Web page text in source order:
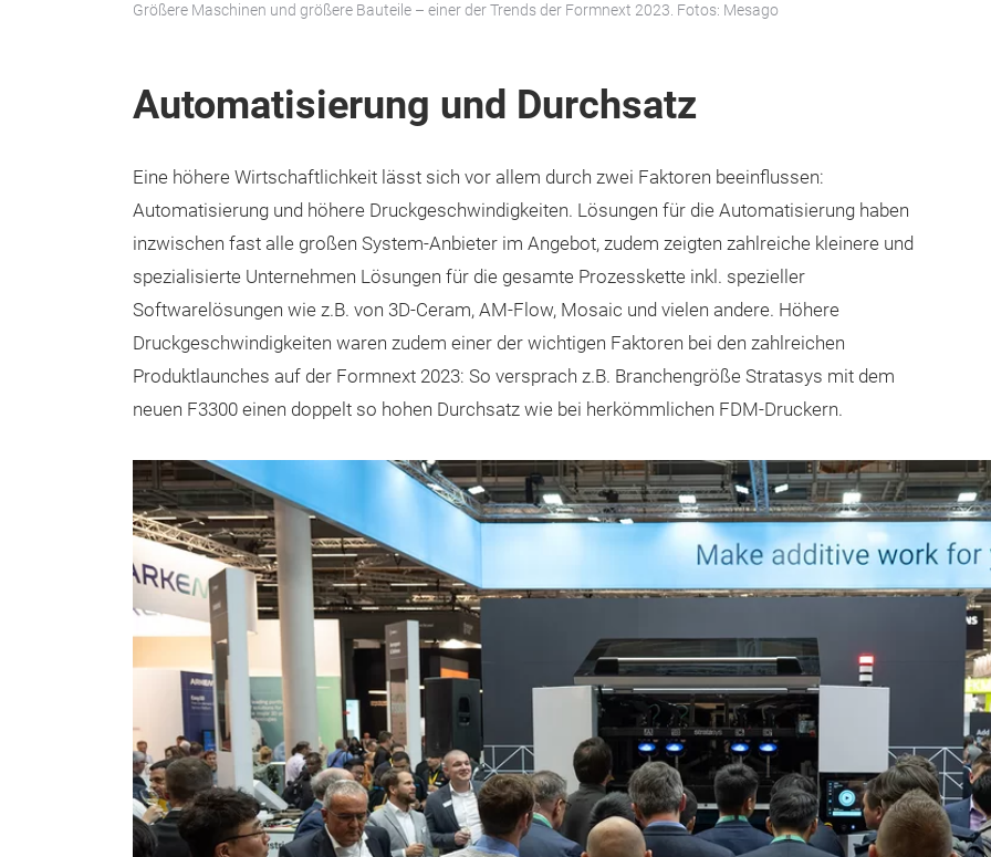
Größere Maschinen und größere Bauteile – einer der Trends der Formnext 2023. Fotos: Mesago
Automatisierung und Durchsatz
Eine höhere Wirtschaftlichkeit lässt sich vor allem durch zwei Faktoren beeinflussen:
Automatisierung und höhere Druckgeschwindigkeiten. Lösungen für die Automatisierung haben
inzwischen fast alle großen System-Anbieter im Angebot, zudem zeigten zahlreiche kleinere und
spezialisierte Unternehmen Lösungen für die gesamte Prozesskette inkl. spezieller
Softwarelösungen wie z.B. von 3D-Ceram, AM-Flow, Mosaic und vielen andere. Höhere
Druckgeschwindigkeiten waren zudem einer der wichtigen Faktoren bei den zahlreichen
Produktlaunches auf der Formnext 2023: So versprach z.B. Branchengröße Stratasys mit dem
neuen F3300 einen doppelt so hohen Durchsatz wie bei herkömmlichen FDM-Druckern.